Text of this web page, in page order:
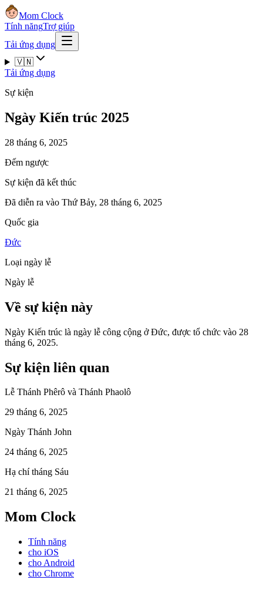
Mom Clock
Tính năngTrợ giúp
Tải ứng dụng
🇻🇳
Tải ứng dụng
Sự kiện
Ngày Kiến trúc 2025
28 tháng 6, 2025
Đếm ngược
Sự kiện đã kết thúc
Đã diễn ra vào Thứ Bảy, 28 tháng 6, 2025
Quốc gia
Đức
Loại ngày lễ
Ngày lễ
Về sự kiện này
Ngày Kiến trúc là ngày lễ công cộng ở Đức, được tổ chức vào 28
tháng 6, 2025.
Sự kiện liên quan
Lễ Thánh Phêrô và Thánh Phaolô
29 tháng 6, 2025
Ngày Thánh John
24 tháng 6, 2025
Hạ chí tháng Sáu
21 tháng 6, 2025
Mom Clock
Tính năng
cho iOS
cho Android
cho Chrome